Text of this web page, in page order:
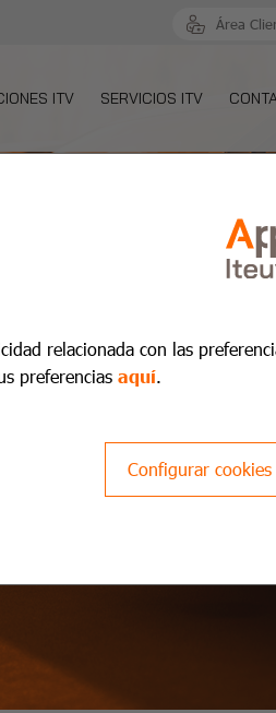
Área
ITV SERVICIOS ITV
relacionada con las
preferencias aquí.
Configurar cookies